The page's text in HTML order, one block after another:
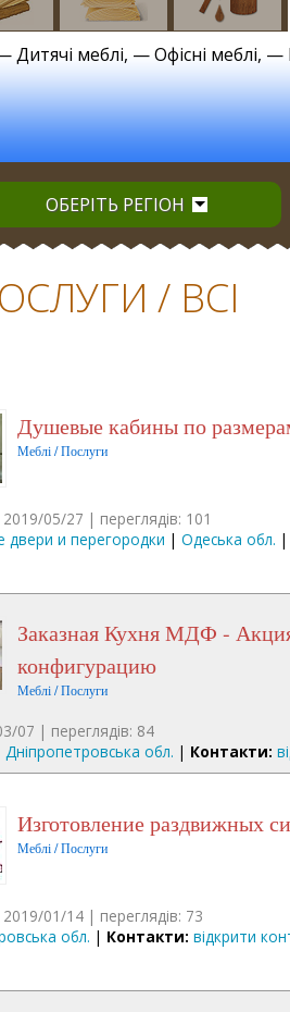
Дитячі меблі, —Офісні меблі, —
ОБЕРІТЬ РЕГІОН
/ ВСІ
Душевые кабины по
Меблі / Послуги
2019/05/27 | переглядів: 101
и перегородки | Одеська обл. |
Заказная Кухня МДФ - Акция - заполним любой размер и
конфигурацию
Меблі / Послуги
07 | переглядів: 84
Дніпропетровська обл. | Контакти:
Изготовление раздвижных
Меблі / Послуги
2019/01/14 | переглядів: 73
обл. | Контакти: відкрити